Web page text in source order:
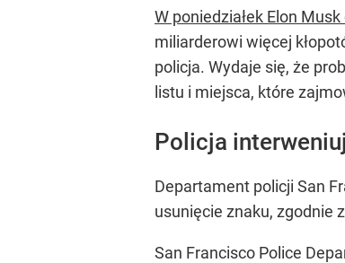
W poniedziałek Elon
miliarderowi więcej
policja. Wydaje się, że
listu i miejsca, które
Policja
Departament policji San
usunięcie znaku, zgodnie
San Francisco Police